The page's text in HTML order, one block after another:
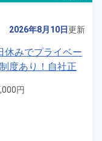
2026年8月10日更新
休みでプライベー
度あり！自社正
県加東市》
円